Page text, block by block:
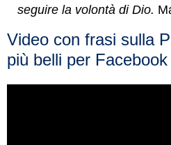
seguire la volontà di Dio.
Video con frasi sulla
più belli per